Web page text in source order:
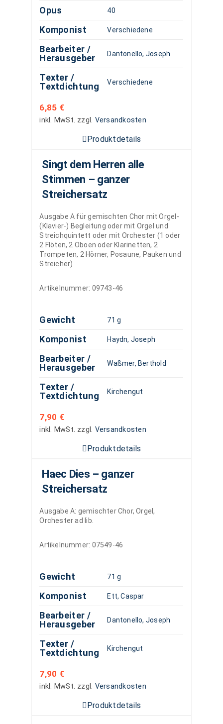
Opus 40
Komponist Verschiedene
Bearbeiter /
Herausgeber
Dantonello, Joseph
Texter /
Textdichtung
Verschiedene
6,85 €
inkl. MwSt. zzgl. Versandkosten
Produktdetails
Singt dem Herren alle
Stimmen – ganzer
Streichersatz
Ausgabe A für gemischten Chor mit Orgel-
(Klavier-) Begleitung oder mit Orgel und
Streichquintett oder mit Orchester (1 oder
2 Flöten, 2 Oboen oder Klarinetten, 2
Trompeten, 2 Hörner, Posaune, Pauken und
Streicher)
Artikelnummer: 09743-46
Gewicht 71 g
Komponist Haydn, Joseph
Bearbeiter /
Herausgeber
Waßmer, Berthold
Texter /
Textdichtung
Kirchengut
7,90 €
inkl. MwSt. zzgl. Versandkosten
Produktdetails
Haec Dies – ganzer
Streichersatz
Ausgabe A: gemischter Chor, Orgel,
Orchester ad lib.
Artikelnummer: 07549-46
Gewicht 71 g
Komponist Ett, Caspar
Bearbeiter /
Herausgeber
Dantonello, Joseph
Texter /
Textdichtung
Kirchengut
7,90 €
inkl. MwSt. zzgl. Versandkosten
Produktdetails